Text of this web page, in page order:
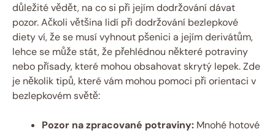
důležité vědět, na co si při jejím dodržování dávat
pozor. Ačkoli většina lidí při dodržování bezlepkové
diety ví, že se musí vyhnout pšenici a jejím derivátům,
lehce se může stát, že přehlédnou některé potraviny
nebo přísady, které mohou obsahovat skrytý lepek. Zde
je několik tipů, které vám mohou pomoci při orientaci v
bezlepkovém světě:
Pozor na zpracované potraviny: Mnohé hotové